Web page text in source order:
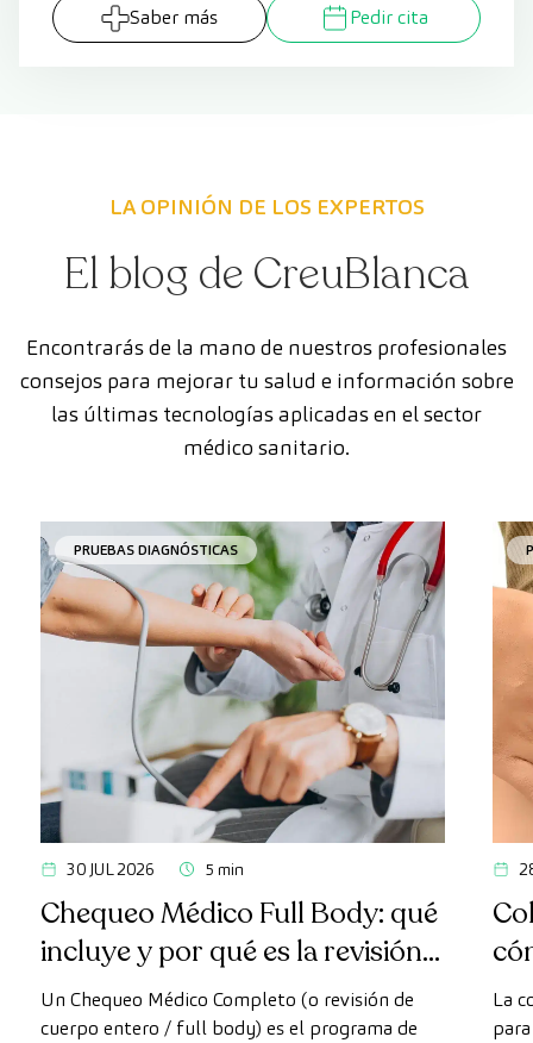
Saber más Pedir cita
LA OPINIÓN DE LOS EXPERTOS
El blog de CreuBlanca
Encontrarás de la mano de nuestros profesionales
consejos para mejorar tu salud e información sobre
las últimas tecnologías aplicadas en el sector
médico sanitario.
PRUEBAS DIAGNÓSTICAS
30 JUL 2026 5 min
Chequeo Médico Full Body: qué
incluye y por qué es la revisión
más avanzada
Un Chequeo Médico Completo (o revisión de
cuerpo entero / full body) es el programa de
La